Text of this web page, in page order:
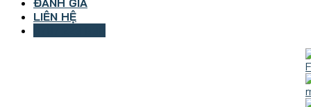
ĐÁNH GIÁ
LIÊN HỆ